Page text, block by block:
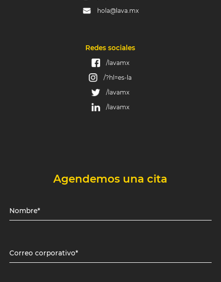
hola@lava.mx
Redes sociales
/lavamx
/?hl=es-la
/lavamx
/lavamx
Agendemos una cita
Nombre*
Correo corporativo*